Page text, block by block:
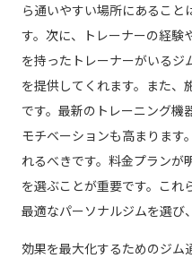
ら通いやすい場所にあること
す。次に、トレーナーの経験
を持ったトレーナーがいるジ
を提供してくれます。また、
です。最新のトレーニング機
モチベーションも高まります
れるべきです。料金プランが
を選ぶことが重要です。これ
最適なパーソナルジムを選び
効果を最大化するためのジム